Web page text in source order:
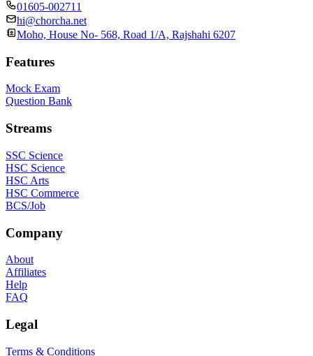
01605-002711
hi@chorcha.net
Moho, House No- 568, Road 1/A, Rajshahi 6207
Features
Mock Exam
Question Bank
Streams
SSC Science
HSC Science
HSC Arts
HSC Commerce
BCS/Job
Company
About
Affiliates
Help
FAQ
Legal
Terms & Conditions